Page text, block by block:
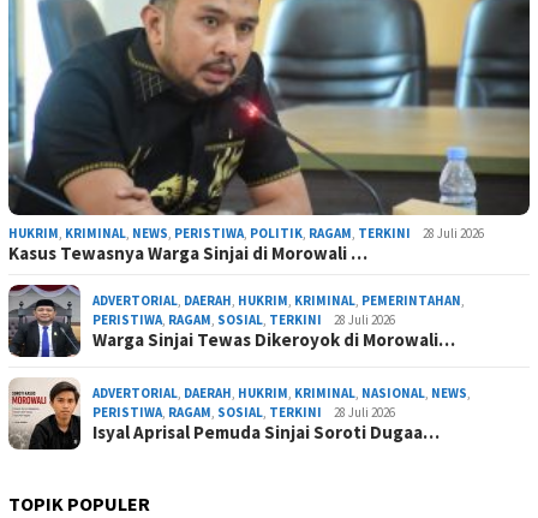
HUKRIM, KRIMINAL, NEWS, PERISTIWA, POLITIK, RAGAM, TERKINI 28 Juli 2026
Kasus Tewasnya Warga Sinjai di Morowali …
ADVERTORIAL, DAERAH, HUKRIM, KRIMINAL, PEMERINTAHAN,
PERISTIWA, RAGAM, SOSIAL, TERKINI 28 Juli 2026
Warga Sinjai Tewas Dikeroyok di Morowali…
ADVERTORIAL, DAERAH, HUKRIM, KRIMINAL, NASIONAL, NEWS,
PERISTIWA, RAGAM, SOSIAL, TERKINI 28 Juli 2026
Isyal Aprisal Pemuda Sinjai Soroti Dugaa…
TOPIK POPULER